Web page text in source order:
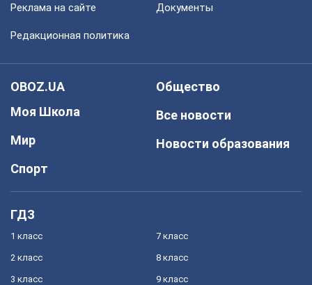
Реклама на сайте Документы
Редакционная политика
OBOZ.UA
Моя Школа
Мир
Спорт
Общество
Все новости
Новости образования
ГДЗ
1 класс
2 класс
3 класс
7 класс
8 класс
9 класс